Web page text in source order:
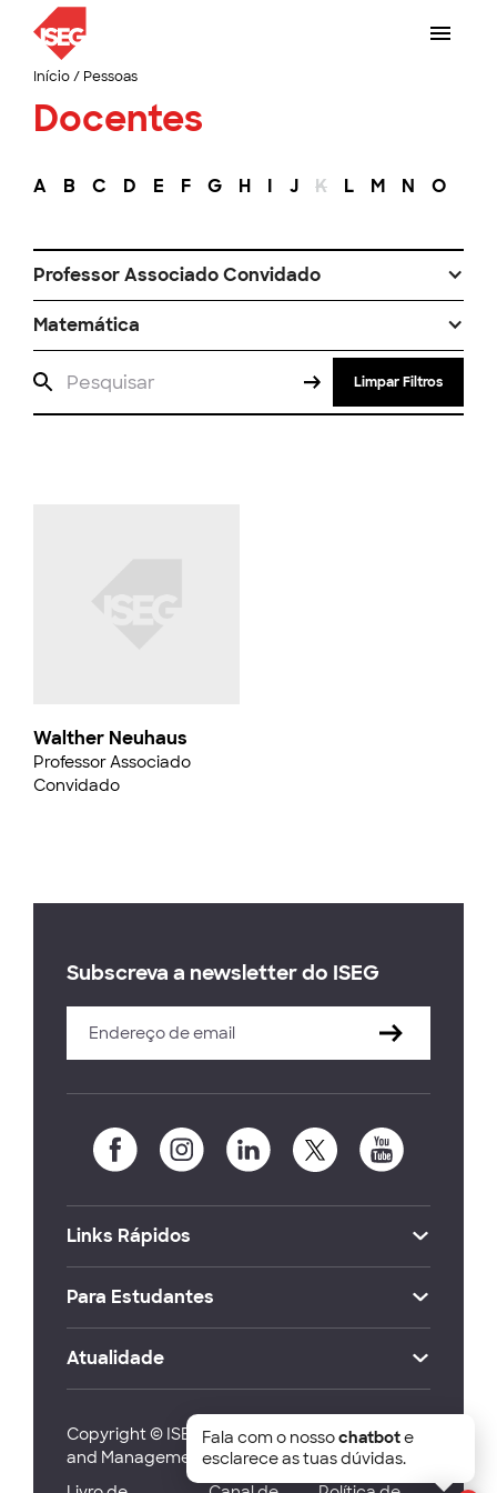
Início/ Pessoas
Docentes
A B C D E F G H I J K L M N O
Professor Associado Convidado
Matemática
Limpar Filtros
Walther Neuhaus
Professor Associado
Convidado
Subscreva a newsletter do ISEG
Links Rápidos
Para Estudantes
Atualidade
Copyright © ISEG Lisbon School of Economics
and Management 2026
Fala com o nossochatbote
esclarece as tuas dúvidas.